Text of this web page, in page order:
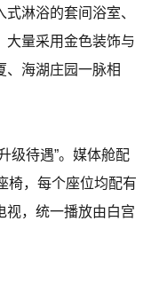
淋浴的套间浴室、
大量采用金色装饰与
、海湖庄园一脉相
级待遇”。媒体舱配
椅，每个座位均配有
视，统一播放由白宫